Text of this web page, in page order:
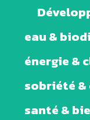
eau &
énergie &
sobriété
santé &